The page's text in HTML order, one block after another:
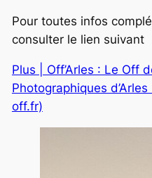
Pour toutes infos
consulter le lien suivant
Plus | Off’Arles : Le Off
Photographiques
off.fr)